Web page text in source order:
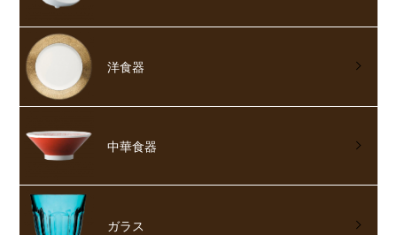
洋食器
中華食器
ガラス